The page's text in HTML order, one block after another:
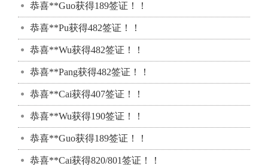
恭喜**Guo获得189签证！！
恭喜**Pu获得482签证！！
恭喜**Wu获得482签证！！
恭喜**Pang获得482签证！！
恭喜**Cai获得407签证！！
恭喜**Wu获得190签证！！
恭喜**Guo获得189签证！！
恭喜**Cai获得820/801签证！！